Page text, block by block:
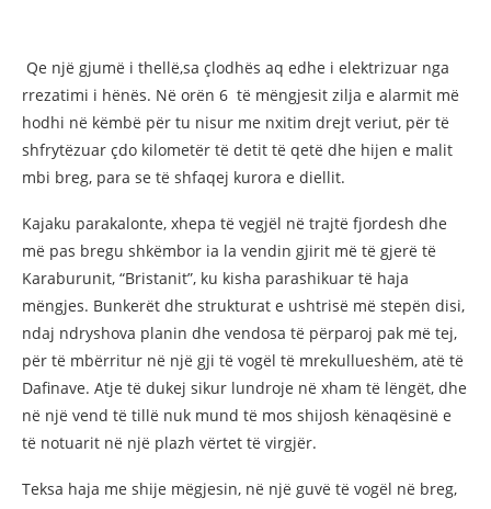
Qe një gjumë i thellë,sa çlodhës aq edhe i elektrizuar nga
rrezatimi i hënës. Në orën 6 të mëngjesit zilja e alarmit më
hodhi në këmbë për tu nisur me nxitim drejt veriut, për të
shfrytëzuar çdo kilometër të detit të qetë dhe hijen e malit
mbi breg, para se të shfaqej kurora e diellit.
Kajaku parakalonte, xhepa të vegjël në trajtë fjordesh dhe
më pas bregu shkëmbor ia la vendin gjirit më të gjerë të
Karaburunit, “Bristanit”, ku kisha parashikuar të haja
mëngjes. Bunkerët dhe strukturat e ushtrisë më stepën disi,
ndaj ndryshova planin dhe vendosa të përparoj pak më tej,
për të mbërritur në një gji të vogël të mrekullueshëm, atë të
Dafinave. Atje të dukej sikur lundroje në xham të lëngët, dhe
në një vend të tillë nuk mund të mos shijosh kënaqësinë e
të notuarit në një plazh vërtet të virgjër.
Teksa haja me shije mëgjesin, në një guvë të vogël në breg,